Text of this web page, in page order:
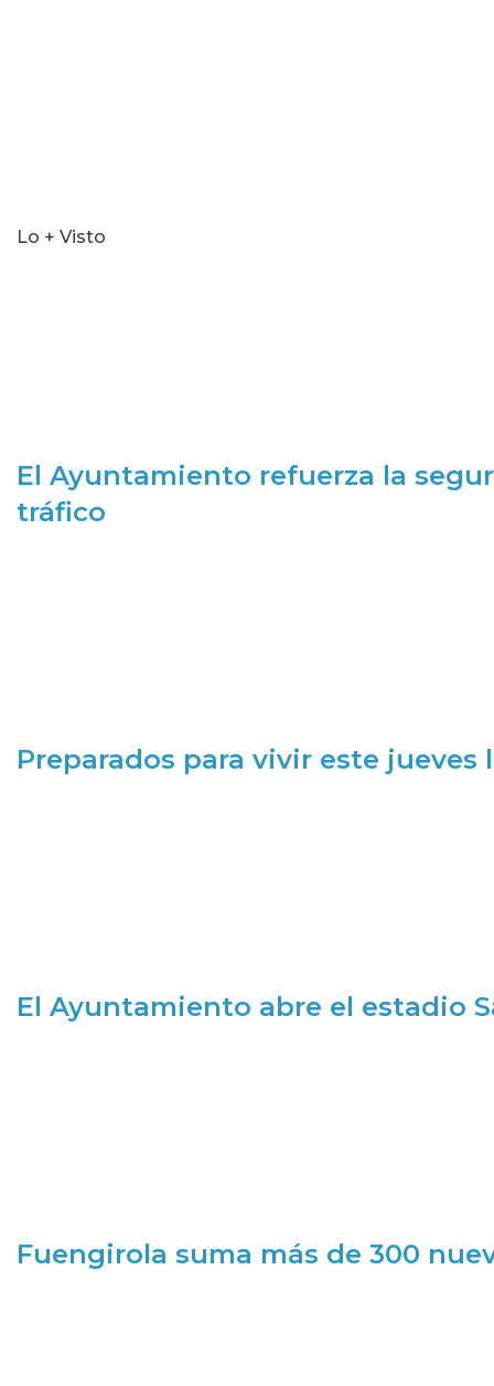
Lo + Visto
El Ayuntamiento refuerza la
tráfico
Preparados para vivir este jueves
El Ayuntamiento abre el estadio
Fuengirola suma más de 300